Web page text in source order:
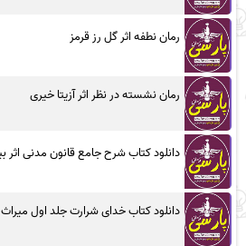
رمان نطفه اثر گل رز قرمز
رمان نشسته در نظر اثر آزیتا خیری
دانلود کتاب شرح جامع قانون مدنی اثر
دانلود کتاب خدای شرارت جلد اول میراث